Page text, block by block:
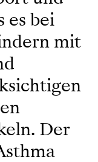
es bei
mit
Der